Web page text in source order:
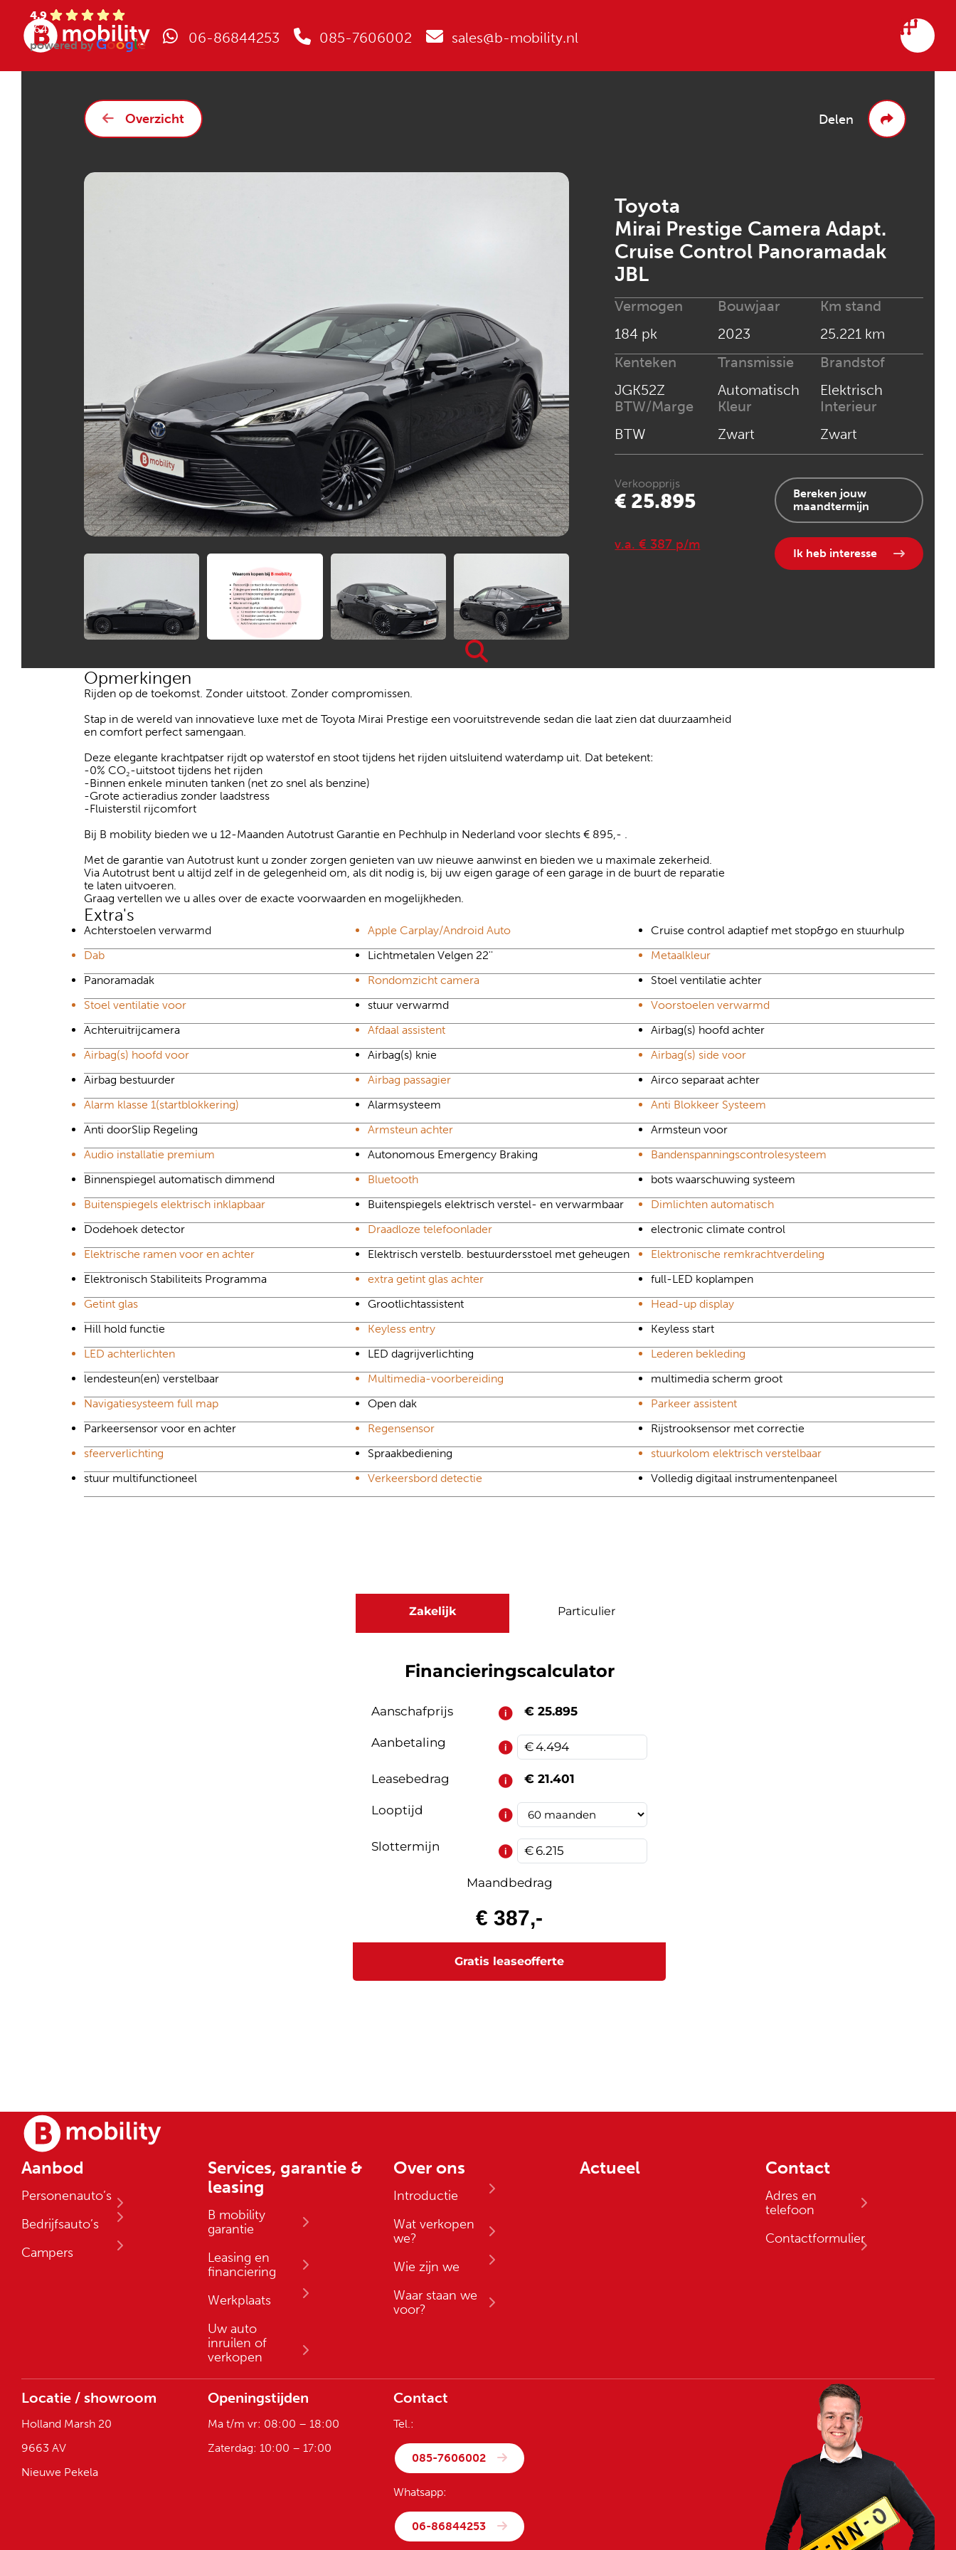
4.9
(64)
powered byGoogle 06-86844253 085-7606002 sales@b-mobility.nl
Overzicht Delen
Toyota
Mirai Prestige Camera Adapt.
Cruise Control Panoramadak
JBL
Vermogen
184 pk
Bouwjaar
2023
Km stand
25.221 km
Kenteken
JGK52Z
Transmissie
Automatisch
Brandstof
Elektrisch
BTW/Marge
BTW
Kleur
Zwart
Interieur
Zwart
Verkoopprijs
€ 25.895
v.a. € 387 p/m
Bereken jouw
maandtermijn
Ik heb interesse
Opmerkingen
Rijden op de toekomst. Zonder uitstoot. Zonder compromissen.
Stap in de wereld van innovatieve luxe met de Toyota Mirai Prestige een vooruitstrevende sedan die laat zien dat duurzaamheid
en comfort perfect samengaan.
Deze elegante krachtpatser rijdt op waterstof en stoot tijdens het rijden uitsluitend waterdamp uit. Dat betekent:
-0% CO₂-uitstoot tijdens het rijden
-Binnen enkele minuten tanken (net zo snel als benzine)
-Grote actieradius zonder laadstress
-Fluisterstil rijcomfort
Bij B mobility bieden we u 12-Maanden Autotrust Garantie en Pechhulp in Nederland voor slechts € 895,- .
Met de garantie van Autotrust kunt u zonder zorgen genieten van uw nieuwe aanwinst en bieden we u maximale zekerheid.
Via Autotrust bent u altijd zelf in de gelegenheid om, als dit nodig is, bij uw eigen garage of een garage in de buurt de reparatie
te laten uitvoeren.
Graag vertellen we u alles over de exacte voorwaarden en mogelijkheden.
Extra's
Achterstoelen verwarmd Apple Carplay/Android Auto
Cruise control adaptief met stop&go en stuurhulp
Dab
Lichtmetalen Velgen 22''
Metaalkleur
Panoramadak
Rondomzicht camera
Stoel ventilatie achter
Stoel ventilatie voor
stuur verwarmd
Voorstoelen verwarmd
Achteruitrijcamera
Afdaal assistent
Airbag(s) hoofd achter
Airbag(s) hoofd voor
Airbag(s) knie
Airbag(s) side voor
Airbag bestuurder
Airbag passagier
Airco separaat achter
Alarm klasse 1(startblokkering)
Alarmsysteem
Anti Blokkeer Systeem
Anti doorSlip Regeling
Armsteun achter
Armsteun voor
Audio installatie premium
Autonomous Emergency Braking
Bandenspanningscontrolesysteem
Binnenspiegel automatisch dimmend
Bluetooth
bots waarschuwing systeem
Buitenspiegels elektrisch inklapbaar
Buitenspiegels elektrisch verstel- en verwarmbaar
Dimlichten automatisch
Dodehoek detector
Draadloze telefoonlader
electronic climate control
Elektrische ramen voor en achter
Elektrisch verstelb. bestuurdersstoel met geheugen
Elektronische remkrachtverdeling
Elektronisch Stabiliteits Programma
extra getint glas achter
full-LED koplampen
Getint glas
Grootlichtassistent
Head-up display
Hill hold functie
Keyless entry
Keyless start
LED achterlichten
LED dagrijverlichting
Lederen bekleding
lendesteun(en) verstelbaar
Multimedia-voorbereiding
multimedia scherm groot
Navigatiesysteem full map
Open dak
Parkeer assistent
Parkeersensor voor en achter
Regensensor
Rijstrooksensor met correctie
sfeerverlichting
Spraakbediening
stuurkolom elektrisch verstelbaar
stuur multifunctioneel
Verkeersbord detectie Volledig digitaal instrumentenpaneel
Aanbod
Personenauto’s
Bedrijfsauto’s
Campers
Services, garantie &
leasing
B mobility
garantie
Leasing en
financiering
Werkplaats
Uw auto
inruilen of
verkopen
Over ons
Introductie
Wat verkopen
we?
Wie zijn we
Waar staan we
voor?
Actueel Contact
Adres en
telefoon
Contactformulier
Locatie / showroom
Holland Marsh 20
9663 AV
Nieuwe Pekela
Openingstijden
Ma t/m vr: 08:00 – 18:00
Zaterdag: 10:00 – 17:00
Contact
Tel.:
085-7606002
Whatsapp:
06-86844253